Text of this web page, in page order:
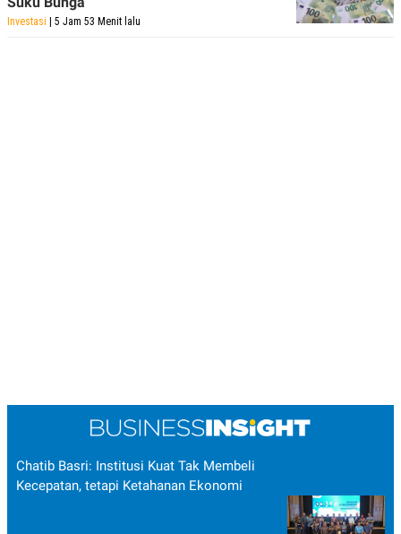
Investasi | 5 Jam 53 Menit lalu
Chatib Basri: Institusi Kuat Tak Membeli
Kecepatan, tetapi Ketahanan Ekonomi